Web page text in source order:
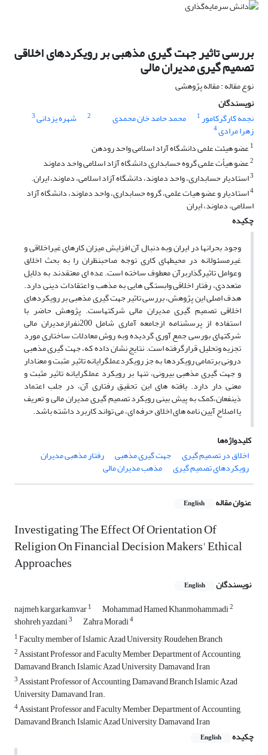
بررسی تاثیر جهت گیری مذهبی بر رویکردهای اخلاقی
تصمیم گیری مدیران مالی
نوع مقاله : مقاله پژوهشی
نویسندگان
نجمه کارگرکامور1 محمد حامد خان محمدی 2 شهره یزدانی3
زهرا مرادی4
1عضو هیئت علمی دانشگاه آراد اسلامی واحد رودهن
2عضو هیأت علمی گروه حسابداری دانشگاه آزاد اسلامی واحد دماوند
3استادیار حسابداری، واحد دماوند، دانشگاه آزاد اسلامی، دماوند، ایران.
4استادیار و عضو هیات علمی، گروه حسابداری، واحد دماوند، دانشگاه آزاد
اسلامی، دماوند، ایران
چکیده
وجود بحرانها در ایران وبه دنبال آن افزایش میزان کارهای غیراخلاقی و
غیرمسئولانه در محیطهای کاری توجه صاحبنظران را به بحث اخلاق
وعوامل تاثیرگذاربرآن معطوف ساخته است. عده ای معتقدند, به دلایل
متعددى، رفتار اخلاقى وابستگى هایى به مذهب و اعتقادات دینی دارد.
هدف اصلی این پژوهش، بررسی تاثیر جهت گیری مذهبی بر رویکردهای
اخلاقی تصمیم گیری مدیران مالی شرکتهاست. پژوهش حاضر با
استفاده از پرسشنامه ازجامعه آماری شامل 200نفرازمدیران مالی
شرکتهای بورسی جمع آوری گردیده وبه روش معادلات ساختاری مورد
تجزیه وتحلیل قرارگرفته است. نتایج نشان داده که، جهت گیری مذهبی
درونی برتمامی رویکردها به جز رویکردعملگرایانه تاثیر مثبت و معنادار
و جهت گیری مذهبی بیرونی، تنها بر رویکرد عملگرایانه تاثیر مثبت و
معنی دار دارد. یافته های این تحقیق رفتاری آن، در جلب اعتماد
ذینفعان،کمک به پیش بینی رویکرد تصمیم گیری مدیران مالی و تعریف
یا اصلاح آیین نامه های اخلاق حرفه ای، می تواند کاربرد داشته باشد.
کلیدواژه‌ها
اخلاق در تصمیم گیری
جهت گیری مذهبی رفتار مذهبی مدیران
رویکردهای تصمیم گیری مذهب مدیران مالی
عنوان مقاله English
Investigating The Effect Of Orientation Of
Religion On Financial Decision Makers' Ethical
Approaches
نویسندگان English
najmeh kargarkamvar1 Mohammad Hamed Khanmohammadi2
shohreh yazdani3 Zahra Moradi4
1Faculty member of Islamic Azad University, Roudehen Branch
2Assistant Professor and Faculty Member, Department of Accounting,
Damavand Branch, Islamic Azad University, Damavand, Iran
3Assistant Professor of Accounting, Damavand Branch Islamic Azad
University, Damavand, Iran.
4Assistant Professor and Faculty Member, Department of Accounting,
Damavand Branch, Islamic Azad University, Damavand, Iran
چکیده
English